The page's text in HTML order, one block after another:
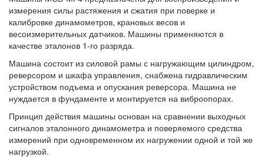
измерения силы растяжения и сжатия при поверке и
калибровке динамометров, крановых весов и
весоизмерительных датчиков. Машины применяются в
качестве эталонов 1-го разряда.
Машина состоит из силовой рамы с нагружающим цилиндром,
реверсором и шкафа управления, снабжена гидравлическим
устройством подъема и опускания реверсора. Машина не
нуждается в фундаменте и монтируется на виброопорах.
Принцип действия машины основан на сравнении выходных
сигналов эталонного динамометра и поверяемого средства
измерений при одновременном их нагружении одной и той же
нагрузкой.